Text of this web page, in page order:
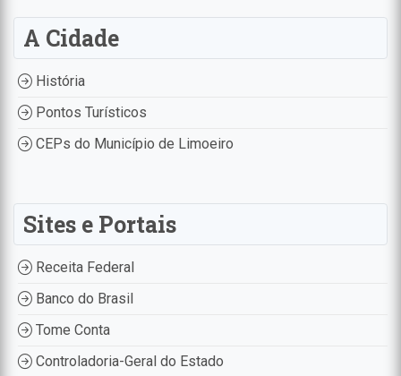
A Cidade
História
Pontos Turísticos
CEPs do Município de Limoeiro
Sites e Portais
Receita Federal
Banco do Brasil
Tome Conta
Controladoria-Geral do Estado